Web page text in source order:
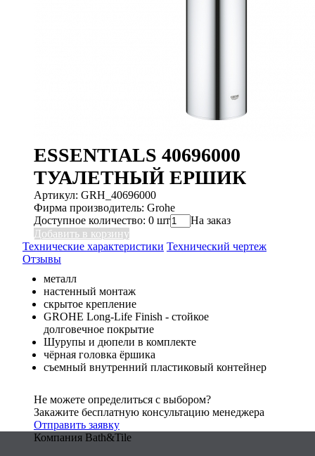
ESSENTIALS 40696000
ТУАЛЕТНЫЙ ЕРШИК
Артикул: GRH_40696000
Фирма производитель: Grohe
Доступное количество: 0 шт
На заказ
Добавить в корзину
Технические характеристики Технический чертеж
Отзывы
металл
настенный монтаж
скрытое крепление
GROHE Long-Life Finish - стойкое
долговечное покрытие
Шурупы и дюпели в комплекте
чёрная головка ёршика
съемный внутренний пластиковый контейнер
Не можете определиться с выбором?
Закажите бесплатную консультацию менеджера
Отправить заявку
Компания Bath&Tile